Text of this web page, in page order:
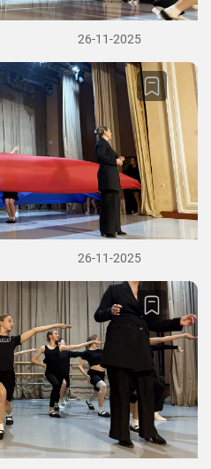
26-11-2025
26-11-2025